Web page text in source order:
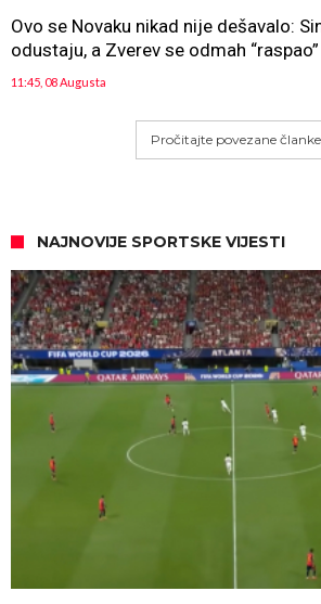
Ovo se Novaku nikad nije dešavalo:
odustaju, a Zverev se odmah “raspao”
11:45, 08 Augusta
Pročitajte povezane članke
NAJNOVIJE SPORTSKE VIJESTI